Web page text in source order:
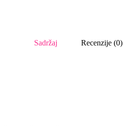
Sadržaj Recenzije (0)